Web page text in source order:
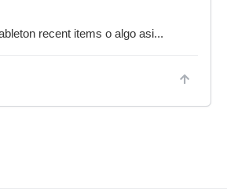
recent items o algo asi...